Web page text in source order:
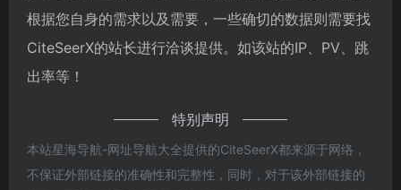
根据您自身的需求以及需要，一些确切的数据则需要找
CiteSeerX的站长进行洽谈提供。如该站的IP、PV、跳
出率等！
特别声明
本站星海导航-网址导航大全提供的CiteSeerX都来源于网络，
不保证外部链接的准确性和完整性，同时，对于该外部链接的